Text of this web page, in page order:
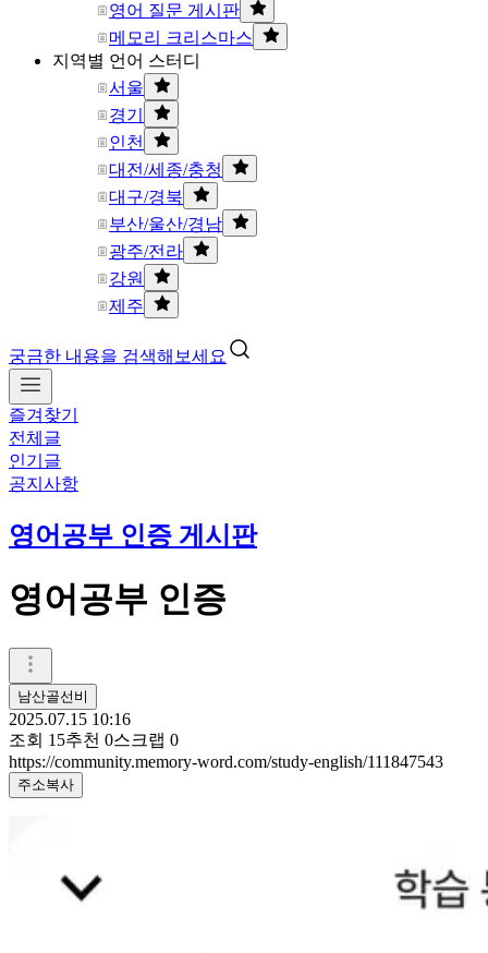
영어 질문 게시판
메모리 크리스마스
지역별 언어 스터디
서울
경기
인천
대전/세종/충청
대구/경북
부산/울산/경남
광주/전라
강원
제주
궁금한 내용을 검색해보세요
즐겨찾기
전체글
인기글
공지사항
영어공부 인증 게시판
영어공부 인증
남산골선비
2025.07.15 10:16
조회 15추천 0스크랩 0
https://community.memory-word.com/study-english/111847543
주소복사